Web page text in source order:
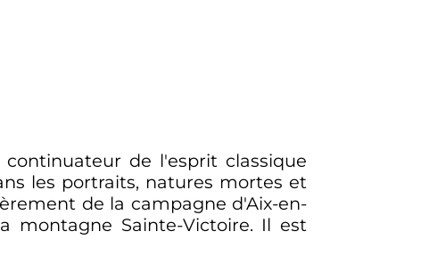
de l'esprit classique
les portraits, natures mortes et
de la campagne d'Aix-en-
montagne Sainte-Victoire. Il est